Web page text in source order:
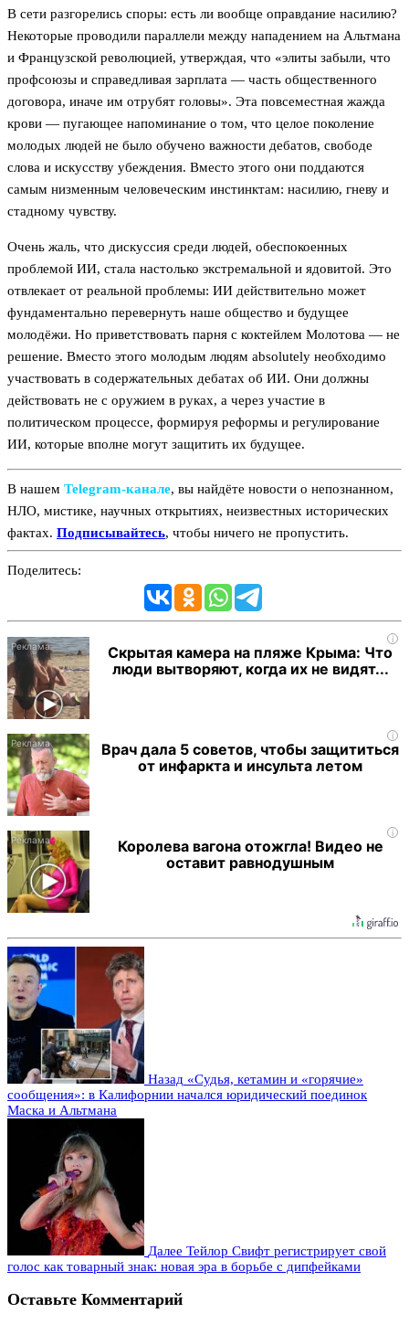
В сети разгорелись споры: есть ли вообще оправдание насилию?
Некоторые проводили параллели между нападением на Альтмана
и Французской революцией, утверждая, что «элиты забыли, что
профсоюзы и справедливая зарплата — часть общественного
договора, иначе им отрубят головы». Эта повсеместная жажда
крови — пугающее напоминание о том, что целое поколение
молодых людей не было обучено важности дебатов, свободе
слова и искусству убеждения. Вместо этого они поддаются
самым низменным человеческим инстинктам: насилию, гневу и
стадному чувству.
Очень жаль, что дискуссия среди людей, обеспокоенных
проблемой ИИ, стала настолько экстремальной и ядовитой. Это
отвлекает от реальной проблемы: ИИ действительно может
фундаментально перевернуть наше общество и будущее
молодёжи. Но приветствовать парня с коктейлем Молотова — не
решение. Вместо этого молодым людям absolutely необходимо
участвовать в содержательных дебатах об ИИ. Они должны
действовать не с оружием в руках, а через участие в
политическом процессе, формируя реформы и регулирование
ИИ, которые вполне могут защитить их будущее.
В нашем Telegram‑канале, вы найдёте новости о непознанном,
НЛО, мистике, научных открытиях, неизвестных исторических
фактах. Подписывайтесь, чтобы ничего не пропустить.
Поделитесь:
i
Скрытая камера на пляже Крыма: Что
люди вытворяют, когда их не видят...
i
Врач дала 5 советов, чтобы защититься
от инфаркта и инсульта летом
i
Королева вагона отожгла! Видео не
оставит равнодушным
Назад «Судья, кетамин и «горячие»
сообщения»: в Калифорнии начался юридический поединок
Маска и Альтмана
Далее Тейлор Свифт регистрирует свой
голос как товарный знак: новая эра в борьбе с дипфейками
Оставьте Комментарий